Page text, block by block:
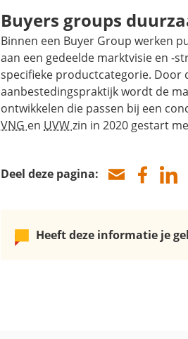
Buyers groups
Binnen een Buyer Group werken
aan een gedeelde marktvisie en -
specifieke productcategorie. Door
aanbestedingspraktijk wordt de
ontwikkelen die passen bij een
VNG en UVWzin in 2020 gestart
Deel deze pagina:
Heeft deze informatie je